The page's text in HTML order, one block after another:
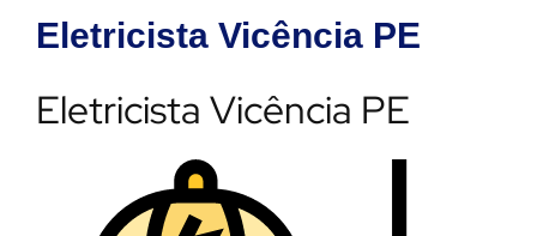
Eletricista Vicência PE
Eletricista Vicência PE